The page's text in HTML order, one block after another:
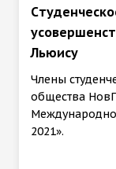
Льюису
Члены
общества
2021».